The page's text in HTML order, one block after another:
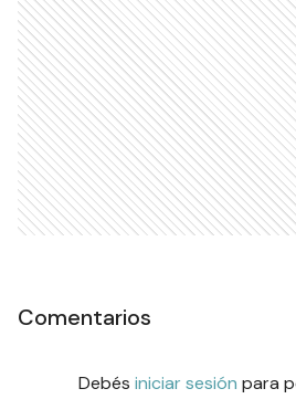
Comentarios
Debés iniciar sesión para